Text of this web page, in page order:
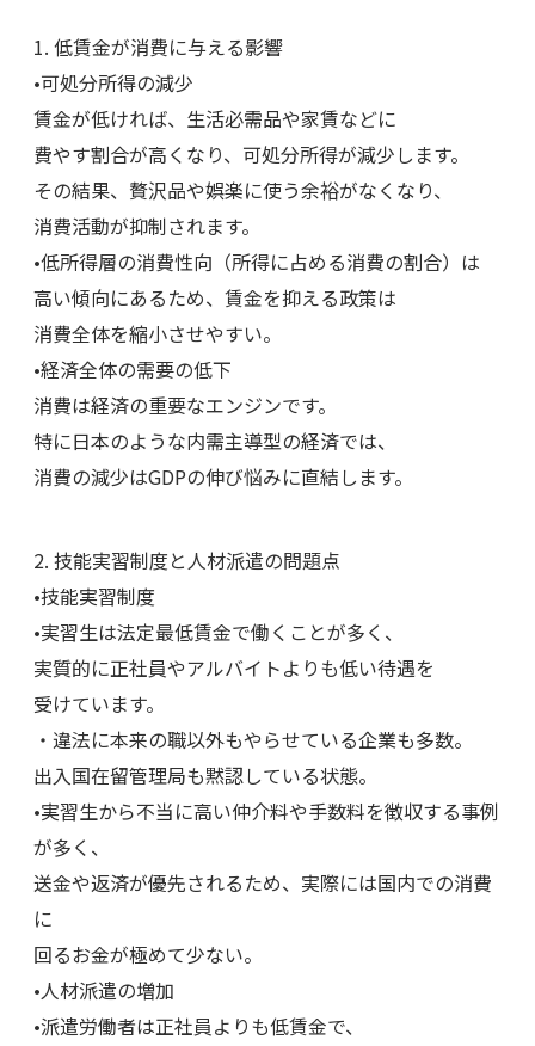
1. 低賃金が消費に与える影響
•可処分所得の減少
賃金が低ければ、生活必需品や家賃などに
費やす割合が高くなり、可処分所得が減少します。
その結果、贅沢品や娯楽に使う余裕がなくなり、
消費活動が抑制されます。
•低所得層の消費性向（所得に占める消費の割合）は
高い傾向にあるため、賃金を抑える政策は
消費全体を縮小させやすい。
•経済全体の需要の低下
消費は経済の重要なエンジンです。
特に日本のような内需主導型の経済では、
消費の減少はGDPの伸び悩みに直結します。
2. 技能実習制度と人材派遣の問題点
•技能実習制度
•実習生は法定最低賃金で働くことが多く、
実質的に正社員やアルバイトよりも低い待遇を
受けています。
・違法に本来の職以外もやらせている企業も多数。
出入国在留管理局も黙認している状態。
•実習生から不当に高い仲介料や手数料を徴収する事例
が多く、
送金や返済が優先されるため、実際には国内での消費
に
回るお金が極めて少ない。
•人材派遣の増加
•派遣労働者は正社員よりも低賃金で、